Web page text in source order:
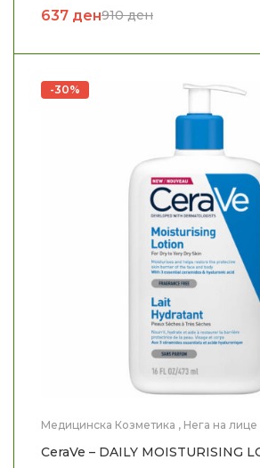
910ден
637 ден
-30%
Медицинска Козметика , Нега на лице
CeraVe – DAILY MOISTURISING